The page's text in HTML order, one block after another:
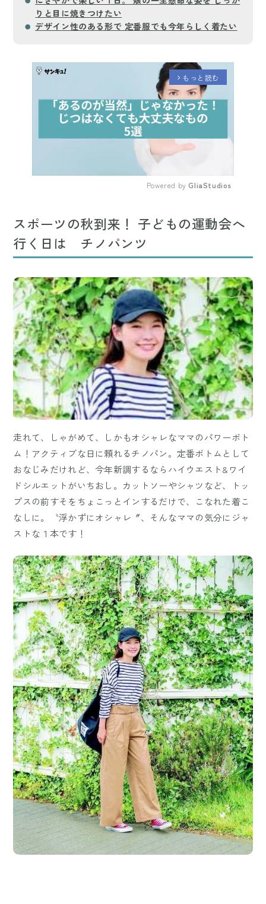
りと目に焼きつけたい
デザイン性のある形で 定番服でも今年らしく着たい
arrow_forward_ios もっと読む
Powered by GliaStudios
スポーツの秋到来！ 子どもの運動会へ
行く日は チノパンツ
走れて、しゃがめて、しかもオシャレなママのパワーボト
ム！アクティブな日に頼れるチノパン。定番ボトムとして
おなじみだけれど、今年新調するならハイウエスト&ワイ
ドシルエットがいちおし。カットソーやシャツなど、トッ
プスの前すそをちょこっとインするだけで、こなれた着こ
なしに。〝浮かずにオシャレ〞、そんなママの気分にジャ
ストな１本です！